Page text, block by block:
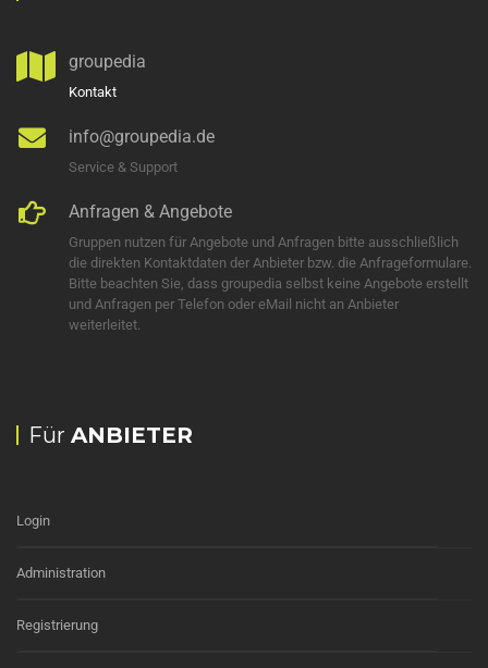
groupedia
Kontakt
info@groupedia.de
Service & Support
Anfragen & Angebote
Gruppen nutzen für Angebote und Anfragen bitte ausschließlich
die direkten Kontaktdaten der Anbieter bzw. die Anfrageformulare.
Bitte beachten Sie, dass groupedia selbst keine Angebote erstellt
und Anfragen per Telefon oder eMail nicht an Anbieter
weiterleitet.
Für ANBIETER
Login
Administration
Registrierung